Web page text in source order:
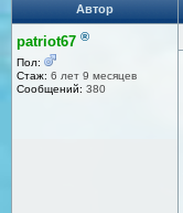
Автор
patriot67 ®
Пол:
Стаж: 6 лет 9 месяцев
Сообщений: 380